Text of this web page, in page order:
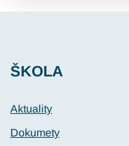
ŠKOLA
Aktuality
Dokumety